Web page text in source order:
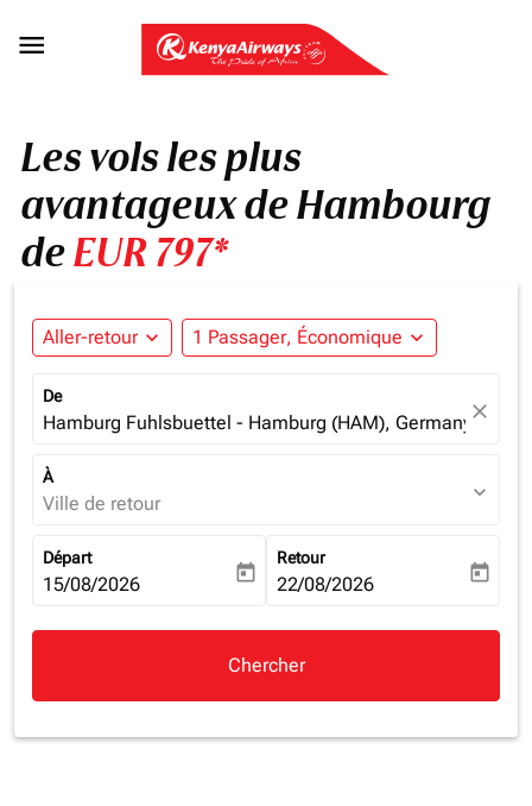

Les vols les plus
avantageux de Hambourg
deEUR 797*
Aller-retour expand_more 1 Passager, Économique expand_more
De
Hamburg Fuhlsbuettel - Hamburg (HAM), Germany close
À
Ville de retour expand_more
Départ
fc-booking-departure-date-aria-label
15/08/2026 today
Retour
fc-booking-return-date-aria-
22/08/2026 today
Chercher